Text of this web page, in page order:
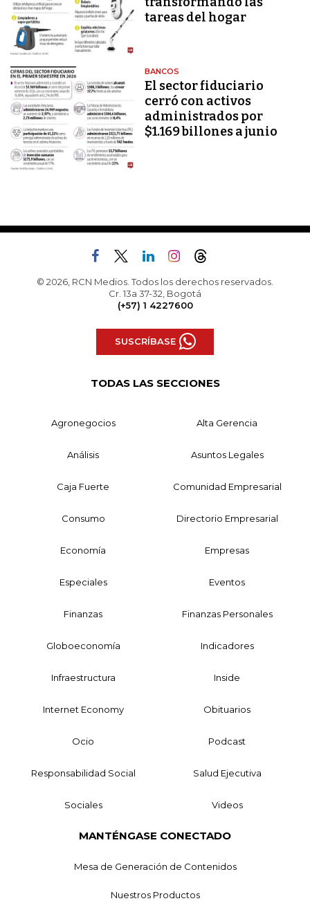
tareas del hogar
BANCOS
El sector fiduciario
cerró con activos
administrados por
$1.169 billones a junio
© 2026, RCN Medios. Todos los derechos reservados.
Cr. 13a 37-32, Bogotá
(+57) 1 4227600
SUSCRÍBASE
TODAS LAS SECCIONES
Agronegocios Alta Gerencia
Análisis Asuntos Legales
Caja Fuerte Comunidad Empresarial
Consumo Directorio Empresarial
Economía Empresas
Especiales Eventos
Finanzas Finanzas Personales
Globoeconomía Indicadores
Infraestructura Inside
Internet Economy Obituarios
Ocio Podcast
Responsabilidad Social Salud Ejecutiva
Sociales Videos
MANTÉNGASE CONECTADO
Mesa de Generación de Contenidos
Nuestros Productos